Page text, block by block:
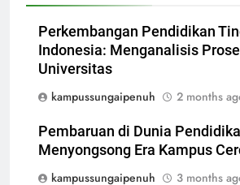
Perkembangan Pendidikan
Indonesia: Menganalisis
Universitas
kampussungaipenuh
2 months
Pembaruan di Dunia
Menyongsong Era Kampus
kampussungaipenuh
3 months